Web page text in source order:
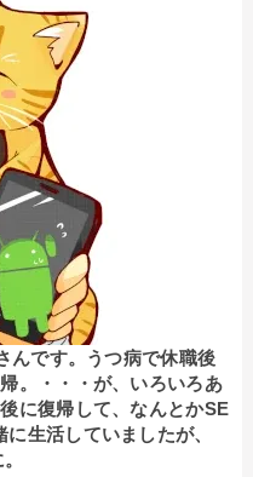
んです。うつ病で休職後
。・・・が、いろいろあ
に復帰して、なんとかSE
生活していましたが、